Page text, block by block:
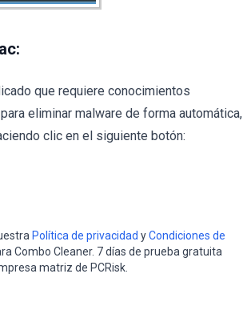
que requiere conocimientos
eliminar malware de forma automática,
clic en el siguiente botón:
Política de privacidad yCondiciones de
Combo Cleaner. 7 días de prueba gratuita
matriz de PCRisk.